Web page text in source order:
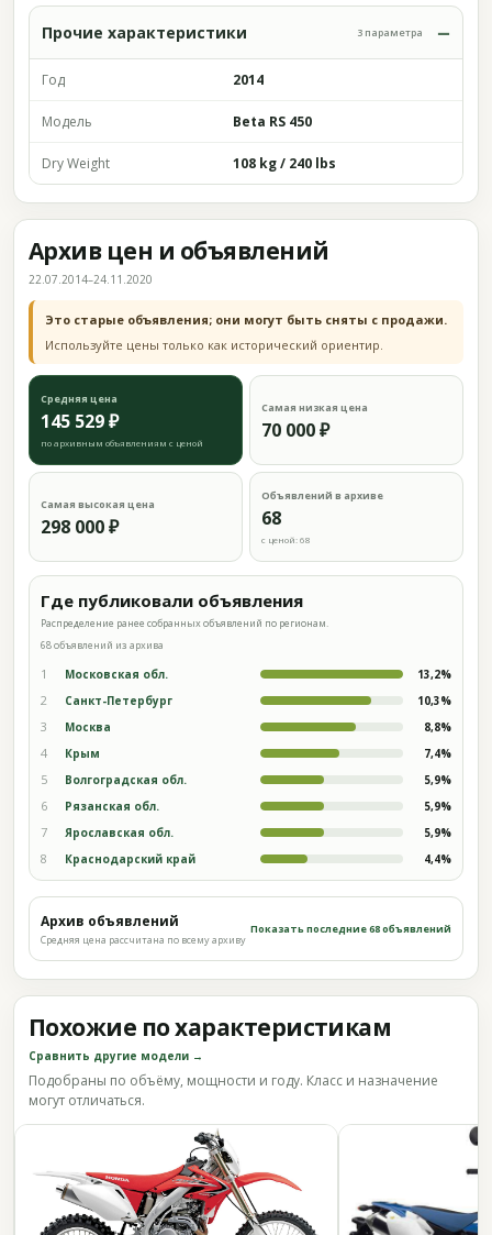
Прочие характеристики 3 параметра
Год 2014
Модель Beta RS 450
Dry Weight 108 kg / 240 lbs
Архив цен и объявлений
22.07.2014–24.11.2020
Это старые объявления; они могут быть сняты с продажи.
Используйте цены только как исторический ориентир.
Средняя цена
145 529 ₽
по архивным объявлениям с ценой
Самая низкая цена
70 000 ₽
Самая высокая цена
298 000 ₽
Объявлений в архиве
68
с ценой: 68
Где публиковали объявления
Распределение ранее собранных объявлений по регионам.
68 объявлений из архива
1 Московская обл. 13,2%
2 Санкт-Петербург 10,3%
3 Москва 8,8%
4 Крым 7,4%
5 Волгоградская обл. 5,9%
6 Рязанская обл. 5,9%
7 Ярославская обл. 5,9%
8 Краснодарский край 4,4%
Архив объявлений
Средняя цена рассчитана по всему архиву
Показать последние 68 объявлений
Похожие по характеристикам
Сравнить другие модели →
Подобраны по объёму, мощности и году. Класс и назначение
могут отличаться.